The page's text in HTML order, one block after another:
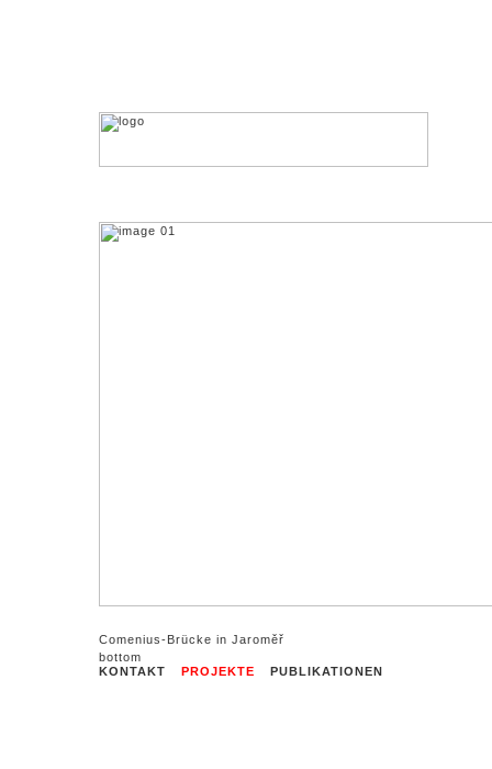
Comenius-Brücke in Jaroměř
KONTAKT PROJEKTE PUBLIKATIONEN